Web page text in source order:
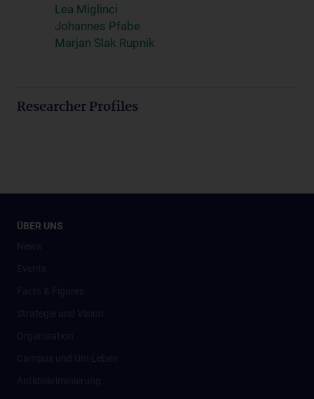
Lea Miglinci
Johannes Pfabe
Marjan Slak Rupnik
Researcher Profiles
ÜBER UNS